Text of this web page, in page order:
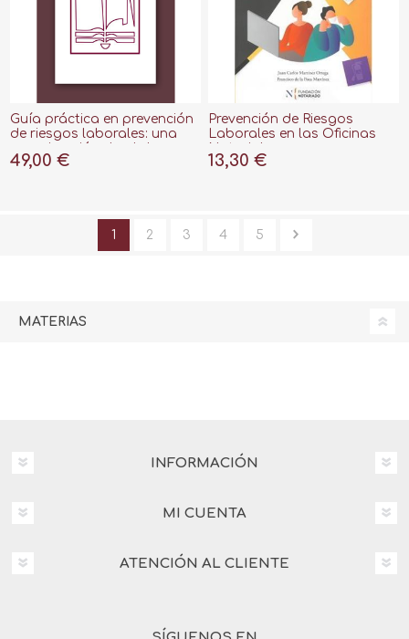
Guía práctica en prevención
de riesgos laborales: una
experiencia, 2021
49,00 €
Prevención de Riesgos
Laborales en las Oficinas
13,30 €
1 2 3 4 5
MATERIAS
INFORMACIÓN
MI CUENTA
ATENCIÓN AL CLIENTE